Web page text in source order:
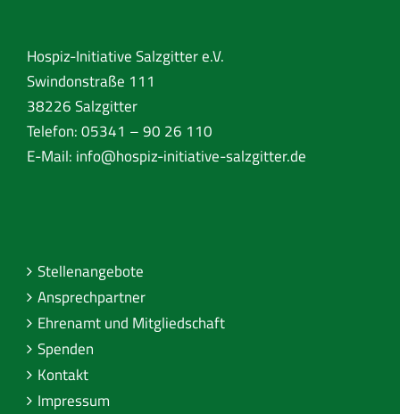
Hospiz-Initiative Salzgitter e.V.
Swindonstraße 111
38226 Salzgitter
Telefon: 05341 – 90 26 110
E-Mail: info@hospiz-initiative-salzgitter.de
Stellenangebote
Ansprechpartner
Ehrenamt und Mitgliedschaft
Spenden
Kontakt
Impressum